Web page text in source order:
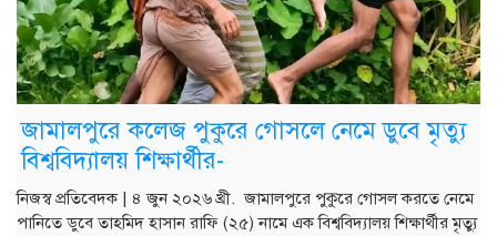
জামালপুরে কলেজ পুকুরে গোসলে নেমে ডুবে মৃত্যু
বিশ্ববিদ্যালয় শিক্ষার্থীর-
নিজস্ব প্রতিবেদক | ৪ জুন ২০২৬ খ্রী. জামালপুরে পুকুরে গোসল করতে নেমে
পানিতে ডুবে তাহমিদ হাসান রাফি (২৫) নামে এক বিশ্ববিদ্যালয় শিক্ষার্থীর মৃত্যু